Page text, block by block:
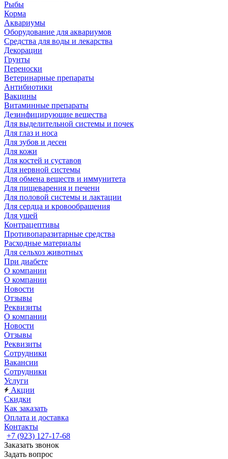
Рыбы
Корма
Аквариумы
Оборудование для аквариумов
Средства для воды и лекарства
Декорации
Грунты
Переноски
Ветеринарные препараты
Антибиотики
Вакцины
Витаминные препараты
Дезинфицирующие вещества
Для выделительной системы и почек
Для глаз и носа
Для зубов и десен
Для кожи
Для костей и суставов
Для нервной системы
Для обмена веществ и иммунитета
Для пищеварения и печени
Для половой системы и лактации
Для сердца и кровообращения
Для ушей
Контрацептивы
Противопаразитарные средства
Расходные материалы
Для сельхоз животных
При диабете
О компании
О компании
Новости
Отзывы
Реквизиты
О компании
Новости
Отзывы
Реквизиты
Сотрудники
Вакансии
Сотрудники
Услуги
Акции
Скидки
Как заказать
Оплата и доставка
Контакты
+7 (923) 127-17-68
Заказать звонок
Задать вопрос